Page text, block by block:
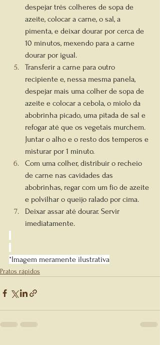
despejar três colheres de sopa de
azeite, colocar a carne, o sal, a
pimenta, e deixar dourar por cerca de
10 minutos, mexendo para a carne
dourar por igual.
Transferir a carne para outro
recipiente e, nessa mesma panela,
despejar mais uma colher de sopa de
azeite e colocar a cebola, o miolo da
abobrinha picado, uma pitada de sal e
refogar até que os vegetais murchem.
Juntar o alho e o resto dos temperos e
misturar por 1 minuto.
Com uma colher, distribuir o recheio
de carne nas cavidades das
abobrinhas, regar com um fio de azeite
e polvilhar o queijo ralado por cima.
Deixar assar até dourar. Servir
imediatamente.
*Imagem meramente ilustrativa
Pratos rápidos